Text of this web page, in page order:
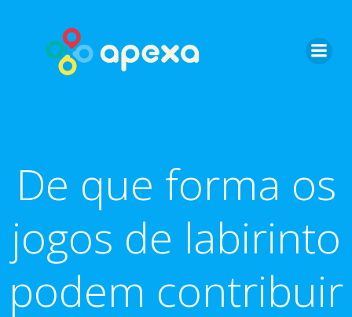
content
De que forma os
jogos de labirinto
podem contribuir